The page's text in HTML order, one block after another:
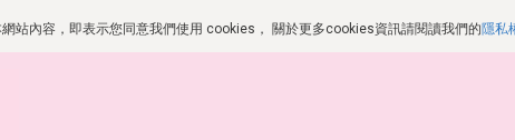
站內容，即表示您同意我們使用 cookies， 關於更多cookies資訊請閱讀我們的隱私